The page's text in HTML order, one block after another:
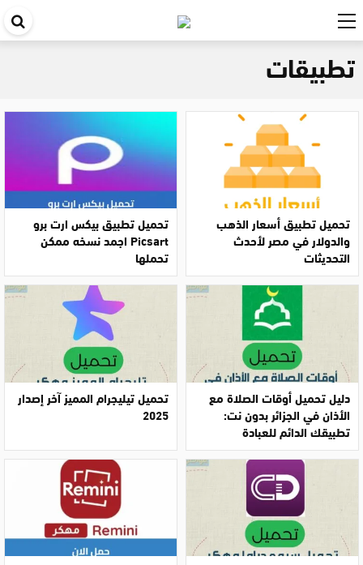
تطبيقات
تحميل تطبيق أسعار الذهب
والدولار في مصر لأحدث
التحديثات
تحميل تطبيق بيكس ارت برو
Picsart اجمد نسخه ممكن
تحملها
دليل تحميل أوقات الصلاة مع
الأذان في الجزائر بدون نت:
تطبيقك الدائم للعبادة
تحميل تيليجرام المميز آخر إصدار
2025